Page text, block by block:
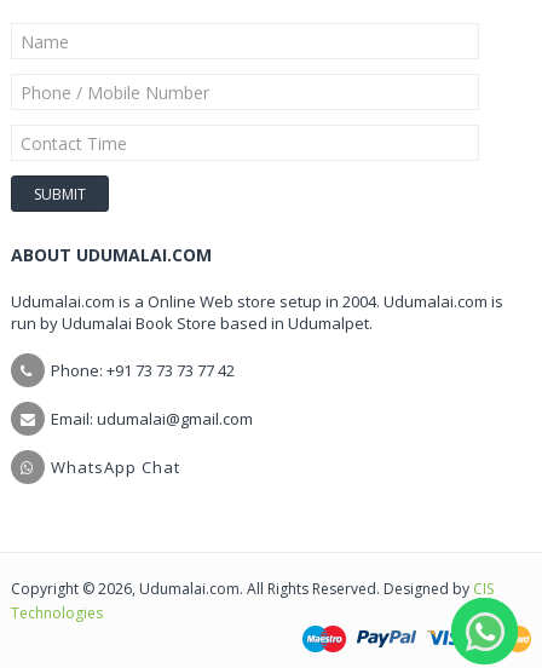
ABOUT UDUMALAI.COM
Udumalai.com is a Online Web store setup in 2004. Udumalai.com is
run by Udumalai Book Store based in Udumalpet.
Phone: +91 73 73 73 77 42
Email: udumalai@gmail.com
WhatsApp Chat
Copyright © 2026, Udumalai.com. All Rights Reserved. Designed by CIS
Technologies